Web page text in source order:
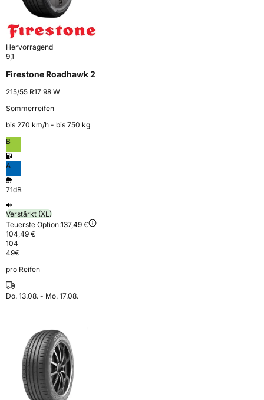
Hervorragend
9,1
Firestone Roadhawk 2
215/55 R17 98 W
Sommerreifen
bis 270 km⁠/⁠h - bis 750 kg
B
A
71dB
Verstärkt (XL)
Teuerste Option:137,49 €
104,49 €
104
49€
pro Reifen
Do. 13.08. - Mo. 17.08.